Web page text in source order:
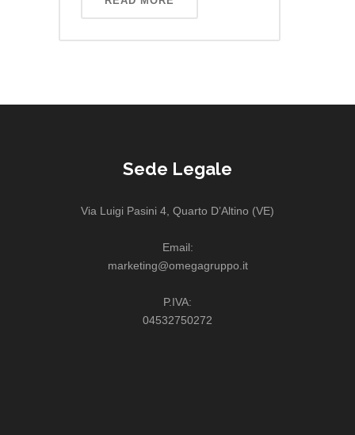
Sede Legale
Via Luigi Pasini 4, Quarto D’Altino (VE)
Email:
marketing@omegagruppo.it
P.IVA:
04532750272